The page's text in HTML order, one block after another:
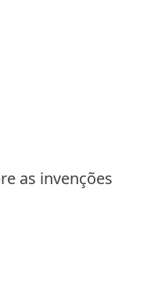
as invenções